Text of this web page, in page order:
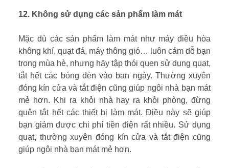
12. Không sử dụng các sản phẩm làm mát
Mặc dù các sản phẩm làm mát như máy điều hòa
không khí, quạt đá, máy thông gió… luôn cám dỗ bạn
trong mùa hè, nhưng hãy tập thói quen sử dụng quạt,
tắt hết các bóng đèn vào ban ngày. Thường xuyên
đóng kín cửa và tắt điện cũng giúp ngôi nhà bạn mát
mẻ hơn. Khi ra khỏi nhà hay ra khỏi phòng, đừng
quên tắt hết các thiết bị làm mát. Điều này sẽ giúp
bạn giảm được chi phí tiền điện rất nhiều. Sử dụng
quạt, thường xuyên đóng kín cửa và tắt điện cũng
giúp ngôi nhà bạn mát mẻ hơn.